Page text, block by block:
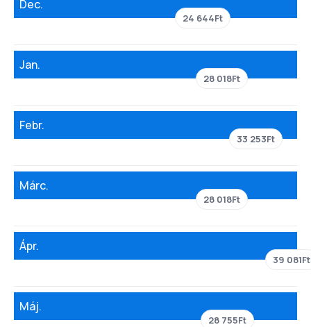
Dec.
24 644Ft
Jan.
28 018Ft
Febr.
33 253Ft
Márc.
28 018Ft
Ápr.
39 081Ft
Máj.
28 755Ft